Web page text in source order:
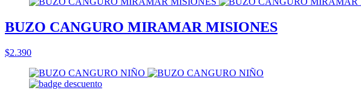
BUZO CANGURO MIRAMAR MISIONES
$2.390